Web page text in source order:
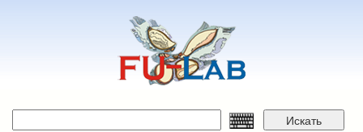
Искать